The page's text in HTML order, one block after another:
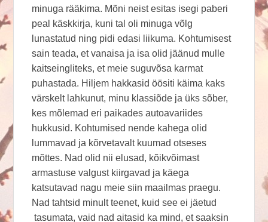
minuga rääkima. Mõni neist esitas isegi paberi
peal käskkirja, kuni tal oli minuga võlg
lunastatud ning pidi edasi liikuma. Kohtumisest
sain teada, et vanaisa ja isa olid jäänud mulle
kaitseingliteks, et meie suguvõsa karmat
puhastada. Hiljem hakkasid öösiti käima kaks
värskelt lahkunut, minu klassiõde ja üks sõber,
kes mõlemad eri paikades autoavariides
hukkusid. Kohtumised nende kahega olid
lummavad ja kõrvetavalt kuumad otseses
mõttes. Nad olid nii elusad, kõikvõimast
armastuse valgust kiirgavad ja käega
katsutavad nagu meie siin maailmas praegu.
Nad tahtsid minult teenet, kuid see ei jäetud
tasumata, vaid nad aitasid ka mind, et saaksin